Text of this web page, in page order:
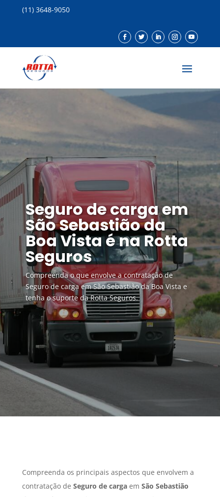
(11) 3648-9050
Seguro de carga em
São Sebastião da
Boa Vista é na Rotta
Seguros
Compreenda o que envolve a contratação de
Seguro de carga em São Sebastião da Boa Vista e
tenha o suporte da Rotta Seguros.
Compreenda os principais aspectos que envolvem a
contratação de Seguro de cargaem São Sebastião